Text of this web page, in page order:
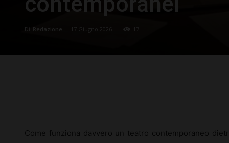
Di Redazione 17 Giugno 2026 17
Come funziona davvero un teatro contemporaneo